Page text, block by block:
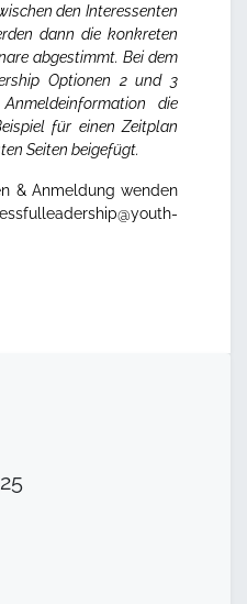
den Interessenten
dann die konkreten
abgestimmt. Bei dem
Optionen 2 und 3
die
für einen Zeitplan
Seiten beigefügt.
& Anmeldung wenden